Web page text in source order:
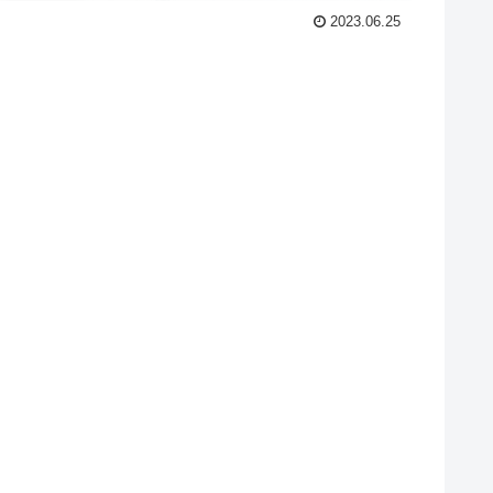
2023.06.25